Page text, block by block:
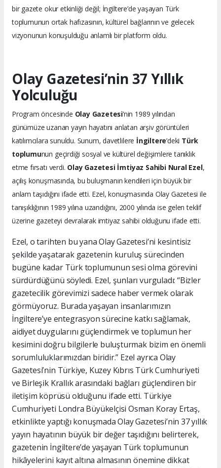
bir gazete okur etkinliği değil; İngiltere’de yaşayan Türk
toplumunun ortak hafızasının, kültürel bağlarının ve gelecek
vizyonunun konuşulduğu anlamlı bir platform oldu.
Olay Gazetesi’nin 37 Yıllık
Yolculuğu
Program öncesinde Olay Gazetesi’nin 1989 yılından
günümüze uzanan yayın hayatını anlatan arşiv görüntüleri
katılımcılara sunuldu. Sunum, davetlilere İngiltere’deki Türk
toplumunun geçirdiği sosyal ve kültürel değişimlere tanıklık
etme fırsatı verdi. Olay Gazetesi İmtiyaz Sahibi Nural Ezel,
açılış konuşmasında, bu buluşmanın kendileri için büyük bir
anlam taşıdığını ifade etti. Ezel, konuşmasında Olay Gazetesi ile
tanışıklığının 1989 yılına uzandığını, 2000 yılında ise gelen teklif
üzerine gazeteyi devralarak imtiyaz sahibi olduğunu ifade etti.
Ezel, o tarihten bu yana Olay Gazetesi’ni kesintisiz
şekilde yaşatarak gazetenin kuruluş sürecinden
bugüne kadar Türk toplumunun sesi olma görevini
sürdürdüğünü söyledi. Ezel, şunları vurguladı: “Bizler
gazetecilik görevimizi sadece haber vermek olarak
görmüyoruz. Burada yaşayan insanlarımızın
İngiltere’ye entegrasyon sürecine katkı sağlamak,
aidiyet duygularını güçlendirmek ve toplumun her
kesimini doğru bilgilerle buluşturmak bizim en önemli
sorumluluklarımızdan biridir.” Ezel ayrıca Olay
Gazetesi’nin Türkiye, Kuzey Kıbrıs Türk Cumhuriyeti
ve Birleşik Krallık arasındaki bağları güçlendiren bir
iletişim köprüsü olduğunu ifade etti. Türkiye
Cumhuriyeti Londra Büyükelçisi Osman Koray Ertaş,
etkinlikte yaptığı konuşmada Olay Gazetesi’nin 37 yıllık
yayın hayatının büyük bir değer taşıdığını belirterek,
gazetenin İngiltere’de yaşayan Türk toplumunun
hikâyelerini kayıt altına almasının önemine dikkat